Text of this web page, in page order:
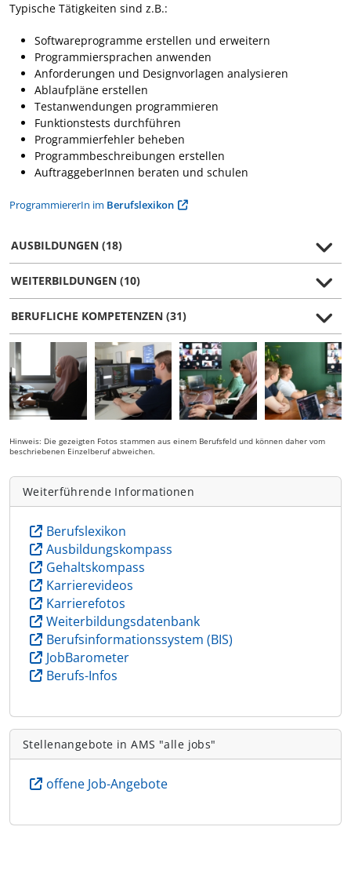
Typische Tätigkeiten sind z.B.:
Softwareprogramme erstellen und erweitern
Programmiersprachen anwenden
Anforderungen und Designvorlagen analysieren
Ablaufpläne erstellen
Testanwendungen programmieren
Funktionstests durchführen
Programmierfehler beheben
Programmbeschreibungen erstellen
AuftraggeberInnen beraten und schulen
ProgrammiererIn im Berufslexikon
AUSBILDUNGEN (18)
WEITERBILDUNGEN (10)
BERUFLICHE KOMPETENZEN (31)
Hinweis: Die gezeigten Fotos stammen aus einem Berufsfeld und können daher vom
beschriebenen Einzelberuf abweichen.
Weiterführende Informationen
Berufslexikon
Ausbildungskompass
Gehaltskompass
Karrierevideos
Karrierefotos
Weiterbildungsdatenbank
Berufsinformationssystem (BIS)
JobBarometer
Berufs-Infos
Stellenangebote in AMS "alle jobs"
offene Job-Angebote